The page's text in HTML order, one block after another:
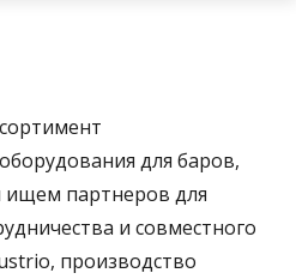
для баров,
ищем партнеров для
и совместного
производство